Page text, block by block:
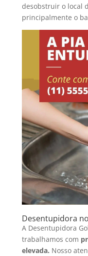
desobstruir o local
principalmente o
Desentupidora
A Desentupidora
trabalhamos com
elevada. Nosso